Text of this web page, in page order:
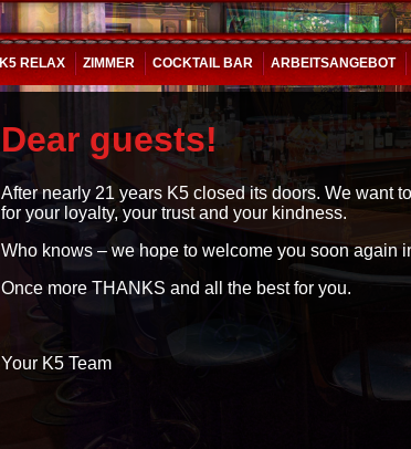
K5 RELAX ZIMMER COCKTAIL BAR ARBEITSANGEBOT
Dear guests!
After nearly 21 years K5 closed its doors. We want
for your loyalty, your trust and your kindness.
Who knows – we hope to welcome you soon again
Once more THANKS and all the best for you.
Your K5 Team